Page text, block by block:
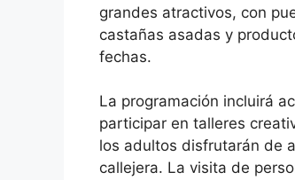
grandes atractivos, con
castañas asadas y
fechas.
La programación incluirá
participar en talleres
los adultos disfrutarán de
callejera. La visita de